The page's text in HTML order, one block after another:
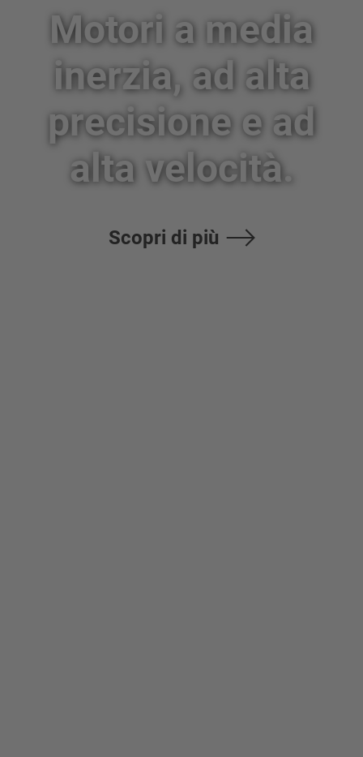
Motori a media
inerzia, ad alta
precisione e ad
alta velocità.
Scopri di più